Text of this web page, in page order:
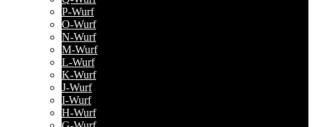
P-Wurf
O-Wurf
N-Wurf
M-Wurf
L-Wurf
K-Wurf
J-Wurf
I-Wurf
H-Wurf